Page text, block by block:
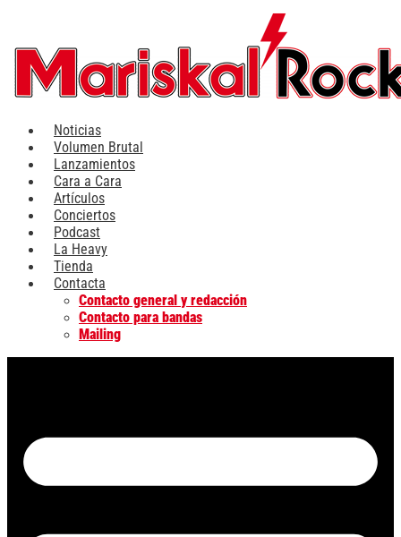
contenido
Noticias
Volumen Brutal
Lanzamientos
Cara a Cara
Artículos
Conciertos
Podcast
La Heavy
Tienda
Contacta
Contacto general y redacción
Contacto para bandas
Mailing